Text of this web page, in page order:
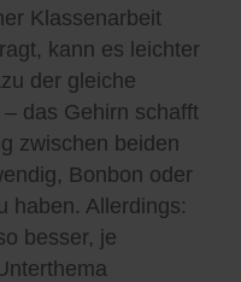
Klassenarbeit
kann es leichter
der gleiche
das Gehirn schafft
zwischen beiden
Bonbon oder
haben. Allerdings:
besser, je